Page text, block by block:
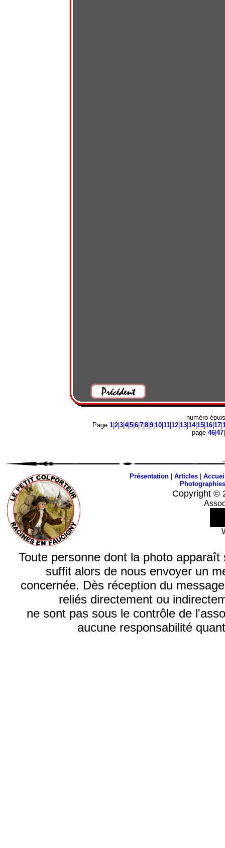
numéro
Page 1| 2| 3| 4|5| 6| 7| 8| 9| 10| 11| 12| 13| 14|15| 16| 17|
page 46 47
Présentation| Articles|
Photographies
Copyright ©
Toute personne dont la photo
suffit alors de nous envoyer un
concernée. Dès réception du
reliés directement ou
ne sont pas sous le contrôle de
aucune responsabilité